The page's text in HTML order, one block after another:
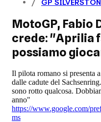
GP
MotoGP, Fabio
crede: "Aprilia
possiamo
Il pilota romano si presenta
dalle cadute del
sono rotto qualcosa.
anno"
https://www.google.com/
ms